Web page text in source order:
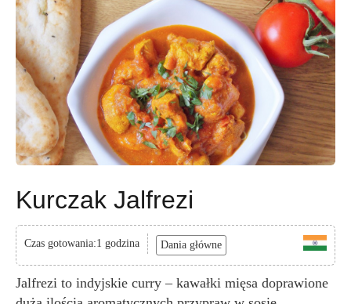
Kurczak Jalfrezi
Czas gotowania:1 godzina Dania główne
Jalfrezi to indyjskie curry – kawałki mięsa doprawione